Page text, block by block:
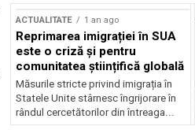
ACTUALITATE 1 an ago
Reprimarea imigrației în SUA
este o criză și pentru
comunitatea științifică globală
Măsurile stricte privind imigrația în
Statele Unite stârnesc îngrijorare în
rândul cercetătorilor din întreaga...